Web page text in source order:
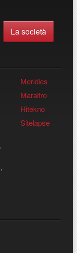
La società
Meridies
Maraltro
Hitekno
Sitelapse